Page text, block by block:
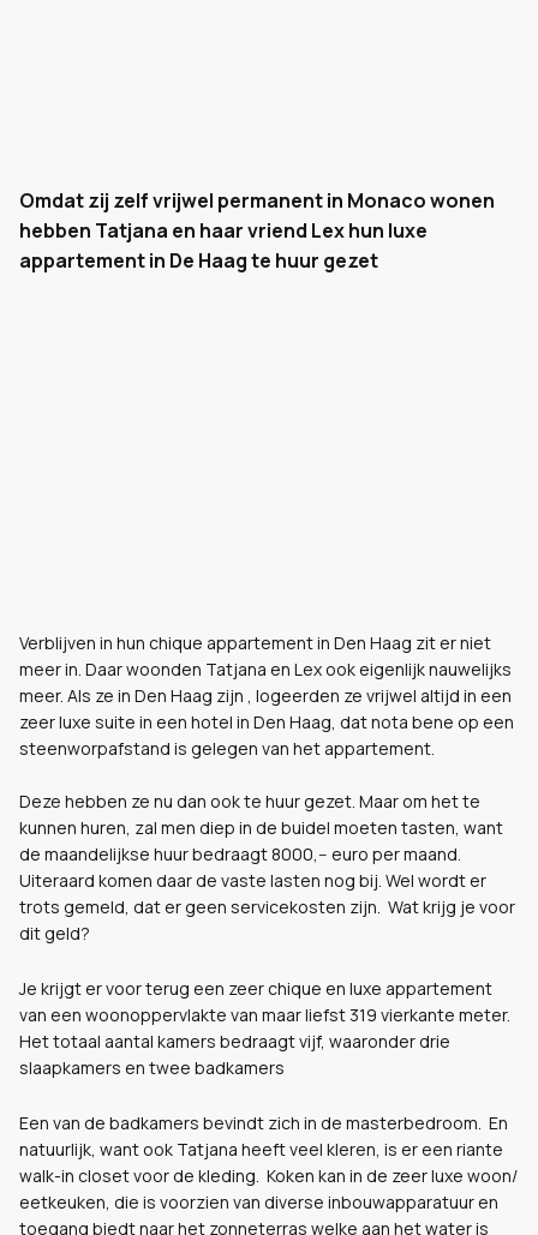
Omdat zij zelf vrijwel permanent in Monaco wonen
hebben Tatjana en haar vriend Lex hun luxe
appartement in De Haag te huur gezet
Verblijven in hun chique appartement in Den Haag zit er niet
meer in. Daar woonden Tatjana en Lex ook eigenlijk nauwelijks
meer. Als ze in Den Haag zijn , logeerden ze vrijwel altijd in een
zeer luxe suite in een hotel in Den Haag, dat nota bene op een
steenworpafstand is gelegen van het appartement.
Deze hebben ze nu dan ook te huur gezet. Maar om het te
kunnen huren, zal men diep in de buidel moeten tasten, want
de maandelijkse huur bedraagt 8000,-- euro per maand.
Uiteraard komen daar de vaste lasten nog bij. Wel wordt er
trots gemeld, dat er geen servicekosten zijn. Wat krijg je voor
dit geld?
Je krijgt er voor terug een zeer chique en luxe appartement
van een woonoppervlakte van maar liefst 319 vierkante meter.
Het totaal aantal kamers bedraagt vijf, waaronder drie
slaapkamers en twee badkamers
Een van de badkamers bevindt zich in de masterbedroom. En
natuurlijk, want ook Tatjana heeft veel kleren, is er een riante
walk-in closet voor de kleding. Koken kan in de zeer luxe woon/
eetkeuken, die is voorzien van diverse inbouwapparatuur en
toegang biedt naar het zonneterras welke aan het water is